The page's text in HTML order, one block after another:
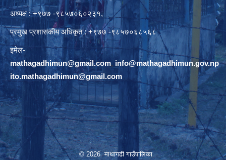
अध्यक्ष : +९७७ -९८५७०६०२३१,
प्रमुख प्रशासकीय अधिकृत : +९७७ -९८५७०६८५६८
इमेल-
mathagadhimun@gmail.com, info@mathagadhimun.gov.np
ito.mathagadhimun@gmail.com
© 2026 माथागढी गाउँपालिका